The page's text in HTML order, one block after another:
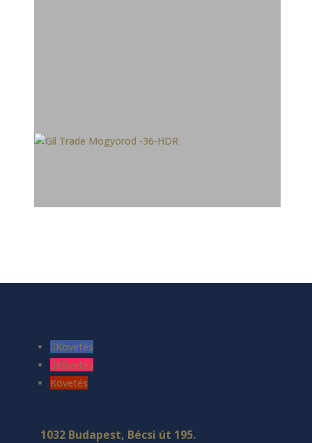
Követés
Követés
Követés
1032 Budapest, Bécsi út 195.